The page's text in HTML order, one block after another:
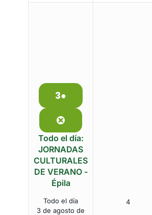
33
agosto
de
2026
●
(1
event)
Close
Todo el día:
JORNADAS
CULTURALES
DE VERANO -
Épila
Todo el día
3 de agosto de
44